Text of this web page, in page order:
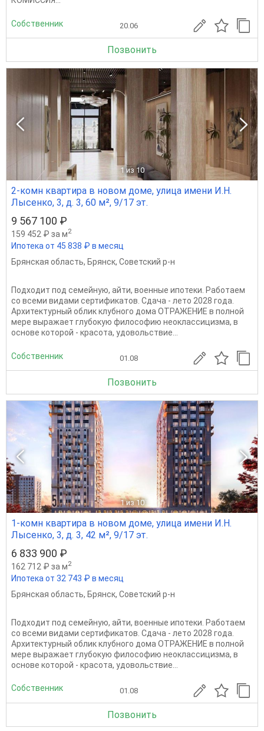
Собственник 20.06
Позвонить
1 из 10
2-комн квартира в новом доме, улица имени И.Н.
Лысенко, 3, д. 3, 60 м², 9/17 эт.
9 567 100 ₽
159 452 ₽ за м2
Ипотека от 45 838 ₽ в месяц
Брянская область, Брянск, Советский р-н
Подходит под семейную, айти, военные ипотеки. Работаем
со всеми видами сертификатов. Сдача - лето 2028 года.
Архитектурный облик клубного дома ОТРАЖЕНИЕ в полной
мере выражает глубокую философию неоклассицизма, в
основе которой - красота, удовольствие...
Собственник 01.08
Позвонить
1 из 10
1-комн квартира в новом доме, улица имени И.Н.
Лысенко, 3, д. 3, 42 м², 9/17 эт.
6 833 900 ₽
162 712 ₽ за м2
Ипотека от 32 743 ₽ в месяц
Брянская область, Брянск, Советский р-н
Подходит под семейную, айти, военные ипотеки. Работаем
со всеми видами сертификатов. Сдача - лето 2028 года.
Архитектурный облик клубного дома ОТРАЖЕНИЕ в полной
мере выражает глубокую философию неоклассицизма, в
основе которой - красота, удовольствие...
Собственник 01.08
Позвонить